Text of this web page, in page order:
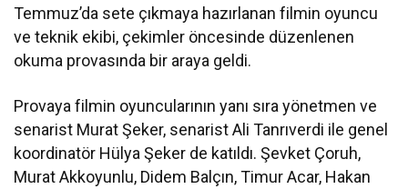
Temmuz’da sete çıkmaya hazırlanan filmin oyuncu
ve teknik ekibi, çekimler öncesinde düzenlenen
okuma provasında bir araya geldi.
Provaya filmin oyuncularının yanı sıra yönetmen ve
senarist Murat Şeker, senarist Ali Tanrıverdi ile genel
koordinatör Hülya Şeker de katıldı. Şevket Çoruh,
Murat Akkoyunlu, Didem Balçın, Timur Acar, Hakan